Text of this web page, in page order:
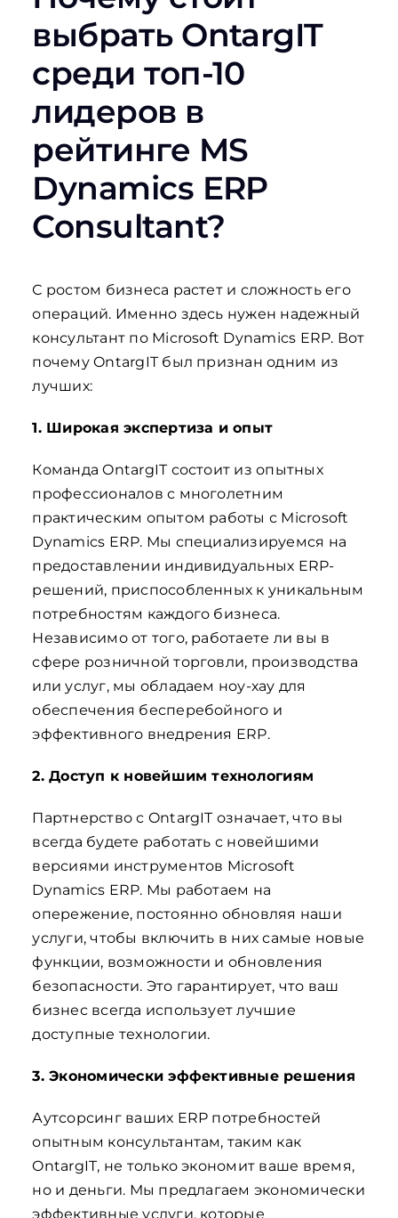
выбрать OntargIT
среди топ-10
лидеров в
рейтинге MS
Dynamics ERP
Consultant?
С ростом бизнеса растет и сложность его
операций. Именно здесь нужен надежный
консультант по Microsoft Dynamics ERP. Вот
почему OntargIT был признан одним из
лучших:
1. Широкая экспертиза и опыт
Команда OntargIT состоит из опытных
профессионалов с многолетним
практическим опытом работы с Microsoft
Dynamics ERP. Мы специализируемся на
предоставлении индивидуальных ERP-
решений, приспособленных к уникальным
потребностям каждого бизнеса.
Независимо от того, работаете ли вы в
сфере розничной торговли, производства
или услуг, мы обладаем ноу-хау для
обеспечения бесперебойного и
эффективного внедрения ERP.
2. Доступ к новейшим технологиям
Партнерство с OntargIT означает, что вы
всегда будете работать с новейшими
версиями инструментов Microsoft
Dynamics ERP. Мы работаем на
опережение, постоянно обновляя наши
услуги, чтобы включить в них самые новые
функции, возможности и обновления
безопасности. Это гарантирует, что ваш
бизнес всегда использует лучшие
доступные технологии.
3. Экономически эффективные решения
Аутсорсинг ваших ERP потребностей
опытным консультантам, таким как
OntargIT, не только экономит ваше время,
но и деньги. Мы предлагаем экономически
эффективные услуги, которые